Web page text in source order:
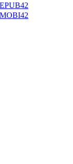
42
42